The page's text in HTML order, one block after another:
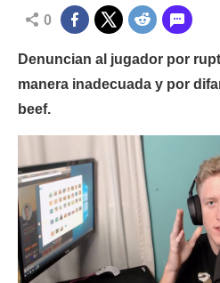
0
Denuncian al jugador por
manera inadecuada y por
beef.